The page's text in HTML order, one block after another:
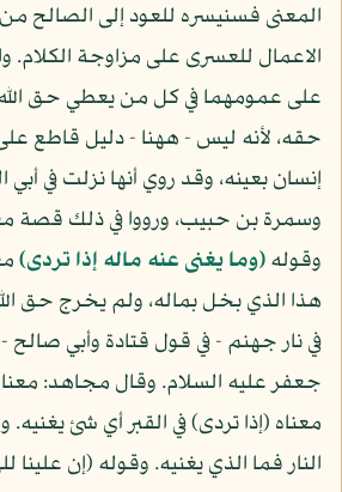
المعنى فسنيسره للعود إلى الصالح
الاعمال للعسرى على مزاوجة الكلام.
على عمومهما في كل من يعطي حق
حقه، لأنه ليس - ههنا - دليل قاطع
إنسان بعينه، وقد روي أنها نزلت في أبي
وسمرة بن حبيب، ورووا في ذلك قصة
وقوله(وما يغنى عنه ماله إذا تردى)
هذا الذي بخل بماله، ولم يخرج حق
في نار جهنم - في قول قتادة وأبي
جعفر عليه السلام. وقال مجاهد:
معناه (إذا تردى) في القبر أي شئ يغنيه.
النار فما الذي يغنيه. وقوله (إن علينا